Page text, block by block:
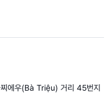
에우(Bà Triệu) 거리 45번지